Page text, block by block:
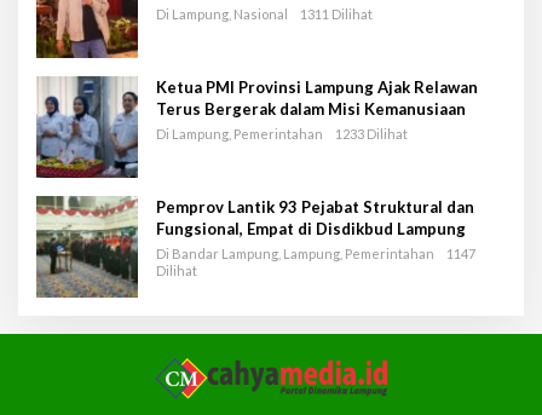
Di Lampung, Nasional 1311 Dilihat
Ketua PMI Provinsi Lampung Ajak Relawan
Terus Bergerak dalam Misi Kemanusiaan
Di Lampung, Pemerintahan 1233 Dilihat
Pemprov Lantik 93 Pejabat Struktural dan
Fungsional, Empat di Disdikbud Lampung
Di Bandar Lampung, Lampung, Pemerintahan
1147
Dilihat